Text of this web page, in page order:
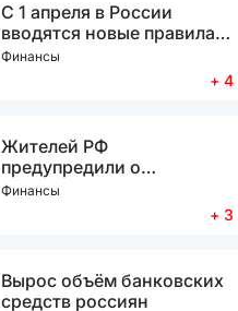
С 1 апреля в России
вводятся новые правила
перевода денежных
Финансы
+ 4
Жителей РФ
предупредили о
действиях, приводящих к
Финансы
+ 3
Вырос объём банковских
средств россиян